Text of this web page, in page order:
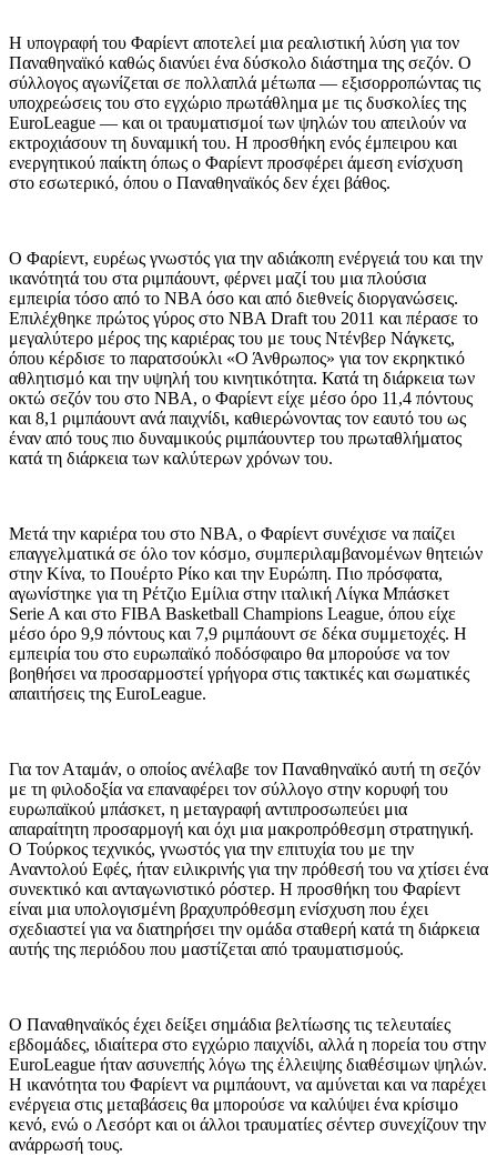
Η υπογραφή του Φαρίεντ αποτελεί μια ρεαλιστική λύση για τον
Παναθηναϊκό καθώς διανύει ένα δύσκολο διάστημα της σεζόν. Ο
σύλλογος αγωνίζεται σε πολλαπλά μέτωπα — εξισορροπώντας τις
υποχρεώσεις του στο εγχώριο πρωτάθλημα με τις δυσκολίες της
EuroLeague — και οι τραυματισμοί των ψηλών του απειλούν να
εκτροχιάσουν τη δυναμική του. Η προσθήκη ενός έμπειρου και
ενεργητικού παίκτη όπως ο Φαρίεντ προσφέρει άμεση ενίσχυση
στο εσωτερικό, όπου ο Παναθηναϊκός δεν έχει βάθος.
Ο Φαρίεντ, ευρέως γνωστός για την αδιάκοπη ενέργειά του και την
ικανότητά του στα ριμπάουντ, φέρνει μαζί του μια πλούσια
εμπειρία τόσο από το NBA όσο και από διεθνείς διοργανώσεις.
Επιλέχθηκε πρώτος γύρος στο NBA Draft του 2011 και πέρασε το
μεγαλύτερο μέρος της καριέρας του με τους Ντένβερ Νάγκετς,
όπου κέρδισε το παρατσούκλι «Ο Άνθρωπος» για τον εκρηκτικό
αθλητισμό και την υψηλή του κινητικότητα. Κατά τη διάρκεια των
οκτώ σεζόν του στο NBA, ο Φαρίεντ είχε μέσο όρο 11,4 πόντους
και 8,1 ριμπάουντ ανά παιχνίδι, καθιερώνοντας τον εαυτό του ως
έναν από τους πιο δυναμικούς ριμπάουντερ του πρωταθλήματος
κατά τη διάρκεια των καλύτερων χρόνων του.
Μετά την καριέρα του στο NBA, ο Φαρίεντ συνέχισε να παίζει
επαγγελματικά σε όλο τον κόσμο, συμπεριλαμβανομένων θητειών
στην Κίνα, το Πουέρτο Ρίκο και την Ευρώπη. Πιο πρόσφατα,
αγωνίστηκε για τη Ρέτζιο Εμίλια στην ιταλική Λίγκα Μπάσκετ
Serie A και στο FIBA ​​Basketball Champions League, όπου είχε
μέσο όρο 9,9 πόντους και 7,9 ριμπάουντ σε δέκα συμμετοχές. Η
εμπειρία του στο ευρωπαϊκό ποδόσφαιρο θα μπορούσε να τον
βοηθήσει να προσαρμοστεί γρήγορα στις τακτικές και σωματικές
απαιτήσεις της EuroLeague.
Για τον Αταμάν, ο οποίος ανέλαβε τον Παναθηναϊκό αυτή τη σεζόν
με τη φιλοδοξία να επαναφέρει τον σύλλογο στην κορυφή του
ευρωπαϊκού μπάσκετ, η μεταγραφή αντιπροσωπεύει μια
απαραίτητη προσαρμογή και όχι μια μακροπρόθεσμη στρατηγική.
Ο Τούρκος τεχνικός, γνωστός για την επιτυχία του με την
Αναντολού Εφές, ήταν ειλικρινής για την πρόθεσή του να χτίσει ένα
συνεκτικό και ανταγωνιστικό ρόστερ. Η προσθήκη του Φαρίεντ
είναι μια υπολογισμένη βραχυπρόθεσμη ενίσχυση που έχει
σχεδιαστεί για να διατηρήσει την ομάδα σταθερή κατά τη διάρκεια
αυτής της περιόδου που μαστίζεται από τραυματισμούς.
Ο Παναθηναϊκός έχει δείξει σημάδια βελτίωσης τις τελευταίες
εβδομάδες, ιδιαίτερα στο εγχώριο παιχνίδι, αλλά η πορεία του στην
EuroLeague ήταν ασυνεπής λόγω της έλλειψης διαθέσιμων ψηλών.
Η ικανότητα του Φαρίεντ να ριμπάουντ, να αμύνεται και να παρέχει
ενέργεια στις μεταβάσεις θα μπορούσε να καλύψει ένα κρίσιμο
κενό, ενώ ο Λεσόρτ και οι άλλοι τραυματίες σέντερ συνεχίζουν την
ανάρρωσή τους.